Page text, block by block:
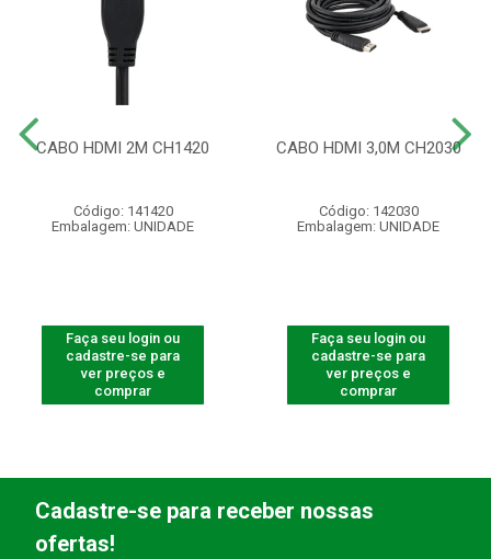
CABO HDMI 2M CH1420
Código: 141420
Embalagem: UNIDADE
Faça seu login ou
cadastre-se para
ver preços e
comprar
CABO HDMI 3,0M CH2030
Código: 142030
Embalagem: UNIDADE
Faça seu login ou
cadastre-se para
ver preços e
comprar
Cadastre-se para receber nossas
ofertas!